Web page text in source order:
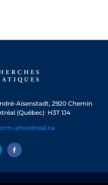
Aisenstadt, 2920 Chemin
(Québec) H3T 1J4